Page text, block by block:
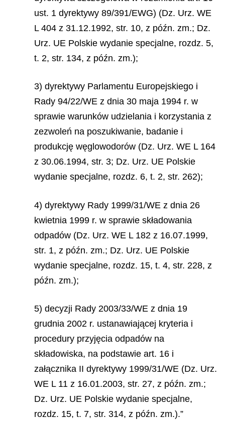
ust. 1 dyrektywy 89/391/EWG) (Dz. Urz. WE
L 404 z 31.12.1992, str. 10, z późn. zm.; Dz.
Urz. UE Polskie wydanie specjalne, rozdz. 5,
t. 2, str. 134, z późn. zm.);
3) dyrektywy Parlamentu Europejskiego i
Rady 94/22/WE z dnia 30 maja 1994 r. w
sprawie warunków udzielania i korzystania z
zezwoleń na poszukiwanie, badanie i
produkcję węglowodorów (Dz. Urz. WE L 164
z 30.06.1994, str. 3; Dz. Urz. UE Polskie
wydanie specjalne, rozdz. 6, t. 2, str. 262);
4) dyrektywy Rady 1999/31/WE z dnia 26
kwietnia 1999 r. w sprawie składowania
odpadów (Dz. Urz. WE L 182 z 16.07.1999,
str. 1, z późn. zm.; Dz. Urz. UE Polskie
wydanie specjalne, rozdz. 15, t. 4, str. 228, z
późn. zm.);
5) decyzji Rady 2003/33/WE z dnia 19
grudnia 2002 r. ustanawiającej kryteria i
procedury przyjęcia odpadów na
składowiska, na podstawie art. 16 i
załącznika II dyrektywy 1999/31/WE (Dz. Urz.
WE L 11 z 16.01.2003, str. 27, z późn. zm.;
Dz. Urz. UE Polskie wydanie specjalne,
rozdz. 15, t. 7, str. 314, z późn. zm.).”